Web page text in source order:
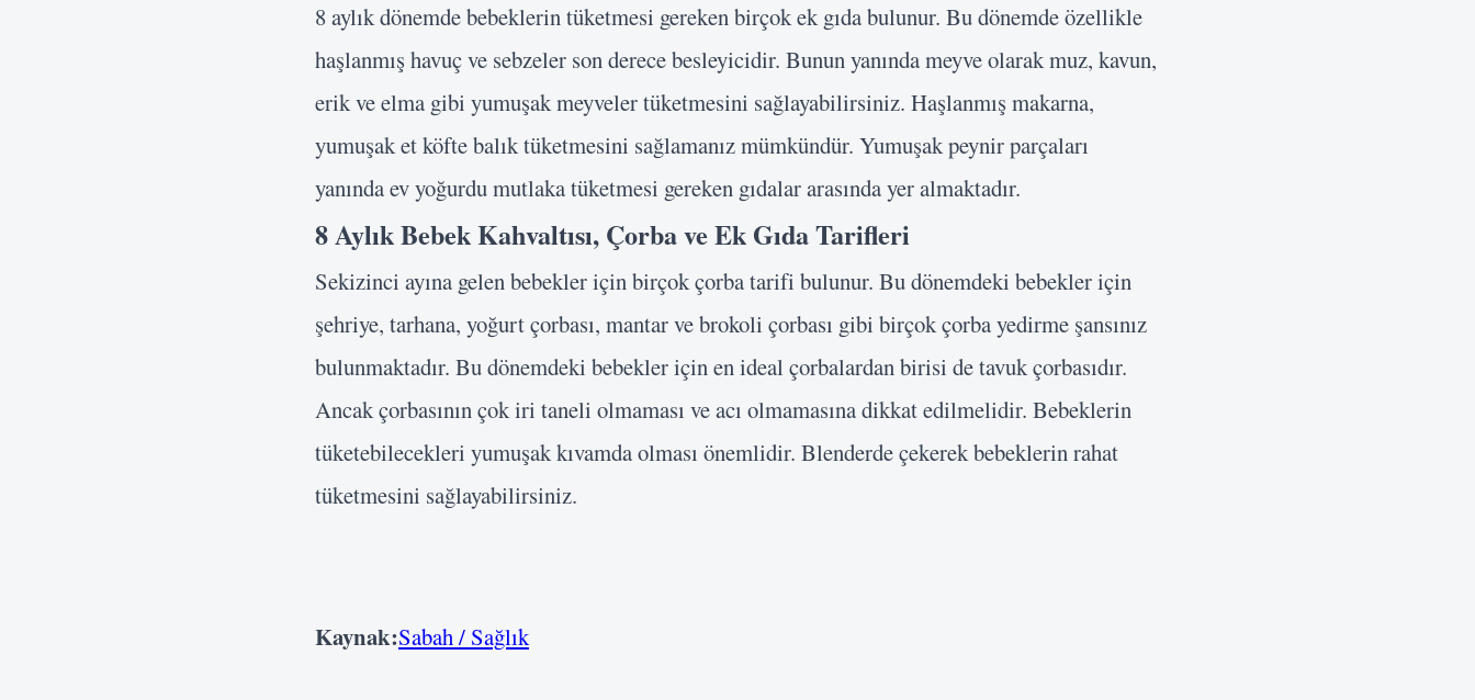
8 aylık dönemde bebeklerin tüketmesi gereken birçok ek gıda bulunur. Bu dönemde özellikle
haşlanmış havuç ve sebzeler son derece besleyicidir. Bunun yanında meyve olarak muz, kavun,
erik ve elma gibi yumuşak meyveler tüketmesini sağlayabilirsiniz. Haşlanmış makarna,
yumuşak et köfte balık tüketmesini sağlamanız mümkündür. Yumuşak peynir parçaları
yanında ev yoğurdu mutlaka tüketmesi gereken gıdalar arasında yer almaktadır.
8 Aylık Bebek Kahvaltısı, Çorba ve Ek Gıda Tarifleri
Sekizinci ayına gelen bebekler için birçok çorba tarifi bulunur. Bu dönemdeki bebekler için
şehriye, tarhana, yoğurt çorbası, mantar ve brokoli çorbası gibi birçok çorba yedirme şansınız
bulunmaktadır. Bu dönemdeki bebekler için en ideal çorbalardan birisi de tavuk çorbasıdır.
Ancak çorbasının çok iri taneli olmaması ve acı olmamasına dikkat edilmelidir. Bebeklerin
tüketebilecekleri yumuşak kıvamda olması önemlidir. Blenderde çekerek bebeklerin rahat
tüketmesini sağlayabilirsiniz.
Kaynak:Sabah / Sağlık